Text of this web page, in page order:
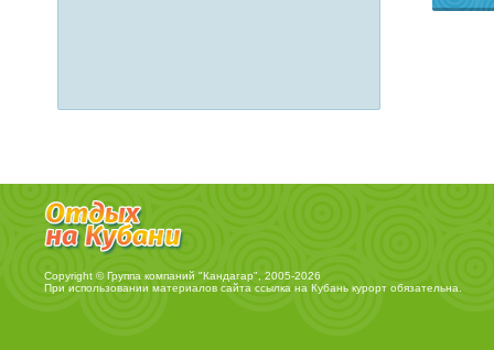
Copyright © Группа компаний "Кандагар", 2005-2026
При использовании материалов сайта ссылка на Кубань курортобязательна.